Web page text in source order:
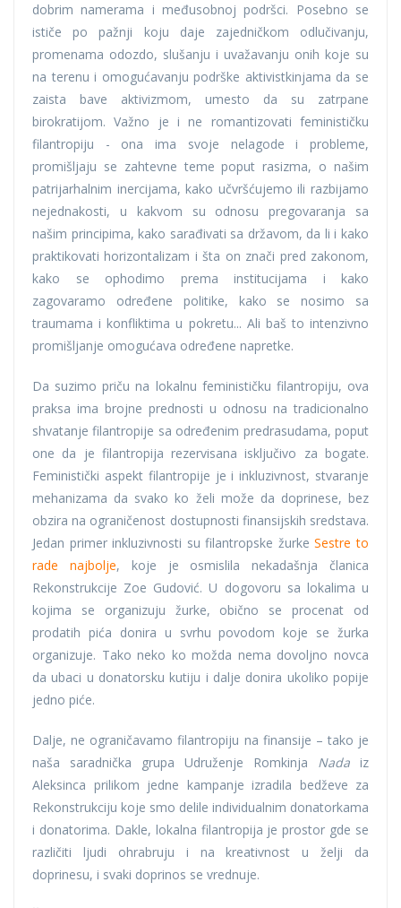
dobrim namerama i međusobnoj podršci. Posebno se
ističe po pažnji koju daje zajedničkom odlučivanju,
promenama odozdo, slušanju i uvažavanju onih koje su
na terenu i omogućavanju podrške aktivistkinjama da se
zaista bave aktivizmom, umesto da su zatrpane
birokratijom. Važno je i ne romantizovati feminističku
filantropiju - ona ima svoje nelagode i probleme,
promišljaju se zahtevne teme poput rasizma, o našim
patrijarhalnim inercijama, kako učvršćujemo ili razbijamo
nejednakosti, u kakvom su odnosu pregovaranja sa
našim principima, kako sarađivati sa državom, da li i kako
praktikovati horizontalizam i šta on znači pred zakonom,
kako se ophodimo prema institucijama i kako
zagovaramo određene politike, kako se nosimo sa
traumama i konfliktima u pokretu... Ali baš to intenzivno
promišljanje omogućava određene napretke.
Da suzimo priču na lokalnu feminističku filantropiju, ova
praksa ima brojne prednosti u odnosu na tradicionalno
shvatanje filantropije sa određenim predrasudama, poput
one da je filantropija rezervisana isključivo za bogate.
Feministički aspekt filantropije je i inkluzivnost, stvaranje
mehanizama da svako ko želi može da doprinese, bez
obzira na ograničenost dostupnosti finansijskih sredstava.
Jedan primer inkluzivnosti su filantropske žurkeSestre to
rade najbolje, koje je osmislila nekadašnja članica
Rekonstrukcije Zoe Gudović. U dogovoru sa lokalima u
kojima se organizuju žurke, obično se procenat od
prodatih pića donira u svrhu povodom koje se žurka
organizuje. Tako neko ko možda nema dovoljno novca
da ubaci u donatorsku kutiju i dalje donira ukoliko popije
jedno piće.
Dalje, ne ograničavamo filantropiju na finansije – tako je
naša saradnička grupa Udruženje Romkinja Nada iz
Aleksinca prilikom jedne kampanje izradila bedževe za
Rekonstrukciju koje smo delile individualnim donatorkama
i donatorima. Dakle, lokalna filantropija je prostor gde se
različiti ljudi ohrabruju i na kreativnost u želji da
doprinesu, i svaki doprinos se vrednuje.